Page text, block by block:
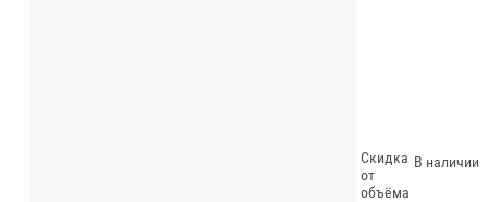
Скидка
от
объёма
В наличии